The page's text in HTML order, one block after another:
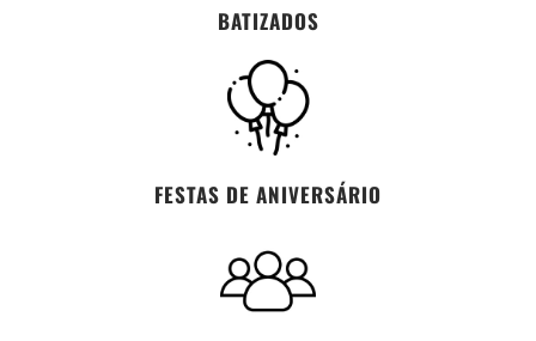
BATIZADOS
FESTAS DE ANIVERSÁRIO